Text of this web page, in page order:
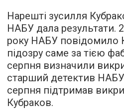
Нарешті зусилля
НАБУ дала результати.
року НАБУ повідомило
підозру саме за тією
серпня визначили
старший детектив
серпня підтримав
Кубраков.